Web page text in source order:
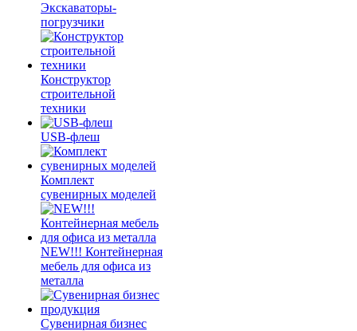
Экскаваторы-
погрузчики
Конструктор
строительной
техники
USB-флеш
Комплект
сувенирных моделей
NEW!!! Контейнерная
мебель для офиса из
металла
Сувенирная бизнес